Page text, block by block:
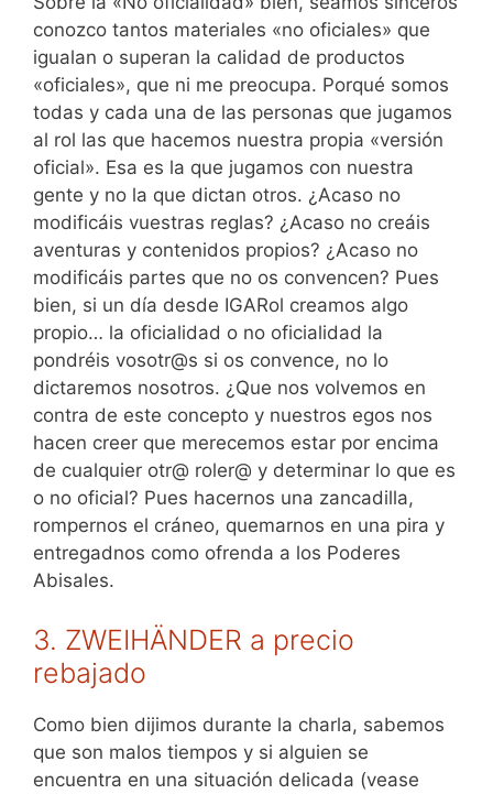
conozco tantos materiales «no oficiales» que
igualan o superan la calidad de productos
«oficiales», que ni me preocupa. Porqué somos
todas y cada una de las personas que jugamos
al rol las que hacemos nuestra propia «versión
oficial». Esa es la que jugamos con nuestra
gente y no la que dictan otros. ¿Acaso no
modificáis vuestras reglas? ¿Acaso no creáis
aventuras y contenidos propios? ¿Acaso no
modificáis partes que no os convencen? Pues
bien, si un día desde IGARol creamos algo
propio… la oficialidad o no oficialidad la
pondréis vosotr@s si os convence, no lo
dictaremos nosotros. ¿Que nos volvemos en
contra de este concepto y nuestros egos nos
hacen creer que merecemos estar por encima
de cualquier otr@ roler@ y determinar lo que es
o no oficial? Pues hacernos una zancadilla,
rompernos el cráneo, quemarnos en una pira y
entregadnos como ofrenda a los Poderes
Abisales.
3. ZWEIHÄNDER a precio
rebajado
Como bien dijimos durante la charla, sabemos
que son malos tiempos y si alguien se
encuentra en una situación delicada (vease